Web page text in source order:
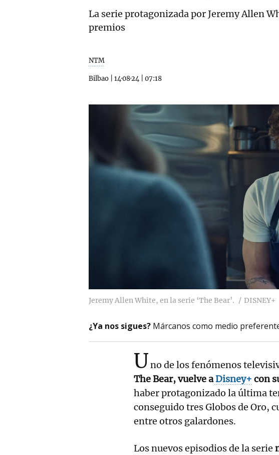
La serie protagonizada por Jeremy Allen
premios
NTM
Bilbao 14·08·24 07:18
Jeremy Allen White, en la serie ‘The Bear’. DISNEY+
¿Ya nos sigues? Márcanos como medio
Uno de los fenómenos
The Bear, vuelve aDisney+ con
haber protagonizado la última
conseguido tres Globos de Oro,
entre otros galardones.
Los nuevos episodios de la serie